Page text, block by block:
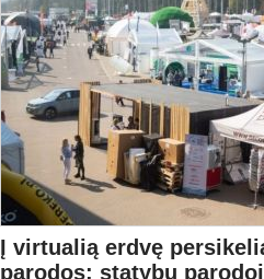
Į virtualią erdvę
parodos: statybų